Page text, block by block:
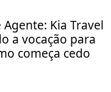
Agente: Kia Travel
a vocação para
começa cedo